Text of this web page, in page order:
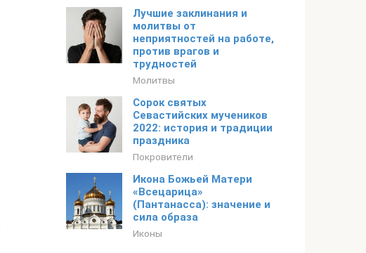
Лучшие заклинания и
молитвы от
неприятностей на работе,
против врагов и
трудностей
Молитвы
Сорок святых
Севастийских мучеников
2022: история и традиции
праздника
Покровители
Икона Божьей Матери
«Всецарица»
(Пантанасса): значение и
сила образа
Иконы